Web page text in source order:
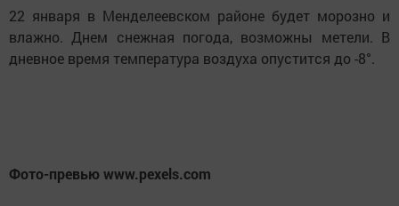
22 января в Менделеевском районе будет морозно и
влажно. Днем снежная погода, возможны метели. В
дневное время температура воздуха опустится до -8°.
Фото-превью www.pexels.com